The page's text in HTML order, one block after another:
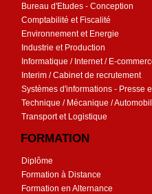
Bureau d'Etudes - Conception
Comptabilité et Fiscalité
Environnement et Energie
Industrie et Production
Informatique / Internet / E-
Interim / Cabinet de recrutement
Systèmes d'informations - Presse
Technique / Mécanique /
Transport et Logistique
FORMATION
Diplôme
Formation à Distance
Formation en Alternance